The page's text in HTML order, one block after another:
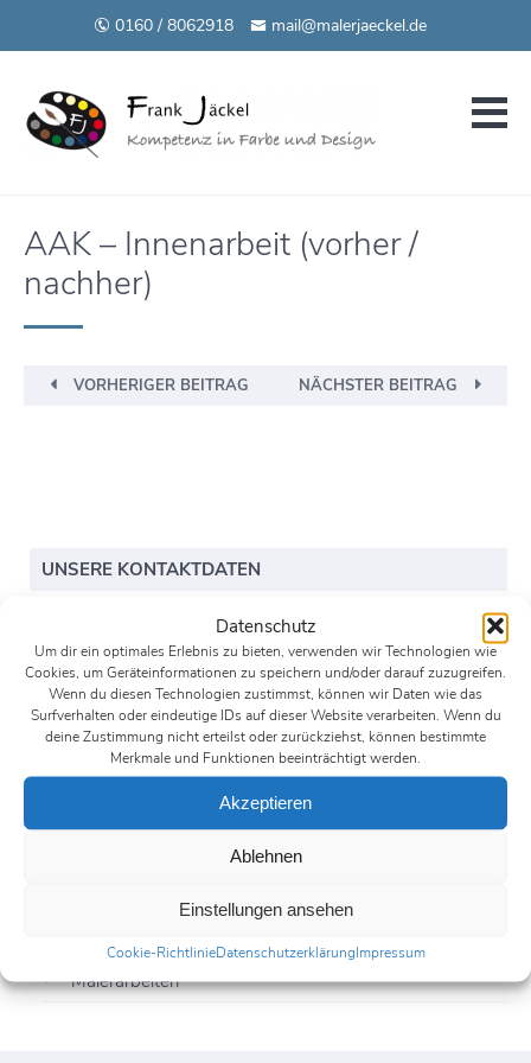
Datenschutz
Um dir ein optimales Erlebnis zu bieten, verwenden wir Technologien wie
Cookies, um Geräteinformationen zu speichern und/oder darauf zuzugreifen.
Wenn du diesen Technologien zustimmst, können wir Daten wie das
Surfverhalten oder eindeutige IDs auf dieser Website verarbeiten. Wenn du
deine Zustimmung nicht erteilst oder zurückziehst, können bestimmte
Merkmale und Funktionen beeinträchtigt werden.
Akzeptieren
Ablehnen
Einstellungen ansehen
Cookie-RichtlinieDatenschutzerklärungImpressum
0160 / 8062918 mail@malerjaeckel.de
AAK – Innenarbeit (vorher /
nachher)
VORHERIGER BEITRAG NÄCHSTER BEITRAG
UNSERE KONTAKTDATEN
Mustermann GmbH
Marie Mustermann
Hauptstraße 1a
12345 Hauptstadt
01234 - 56 78 99
01234 - 56 78 98
UNSERE LEISTUNGEN
Malerarbeiten